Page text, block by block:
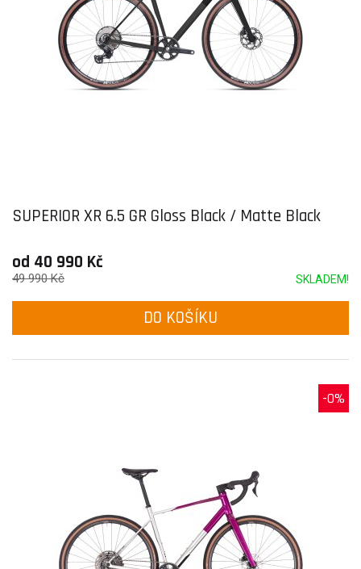
SUPERIOR XR 6.5 GR Gloss Black / Matte Black
od 40 990 Kč
SKLADEM!
49 990 Kč
DO KOŠÍKU
-0%